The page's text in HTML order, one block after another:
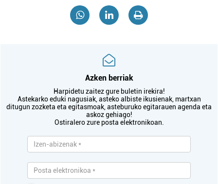
Azken berriak
Harpidetu zaitez gure buletin irekira!
Astekarko eduki nagusiak, asteko albiste ikusienak, martxan
ditugun zozketa eta egitasmoak, asteburuko egitarauen agenda eta
askoz gehiago!
Ostiralero zure posta elektronikoan.